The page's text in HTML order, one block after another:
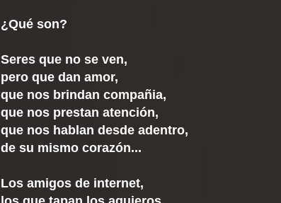
¿Qué son?
Seres que no se ven,
pero que dan amor,
que nos brindan compañia,
que nos prestan atención,
que nos hablan desde adentro,
de su mismo corazón...
Los amigos de internet,